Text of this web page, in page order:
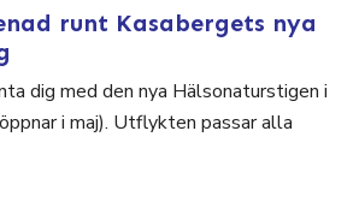
runt Kasabergets nya
dig med den nya Hälsonaturstigen i
i maj). Utflykten passar alla